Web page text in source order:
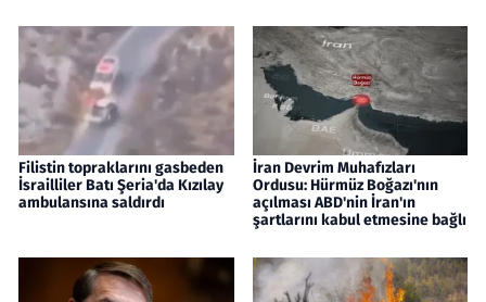
Filistin topraklarını gasbeden
İsrailliler Batı Şeria'da Kızılay
ambulansına saldırdı
İran Devrim Muhafızları
Ordusu: Hürmüz Boğazı'nın
açılması ABD'nin İran'ın
şartlarını kabul etmesine bağlı